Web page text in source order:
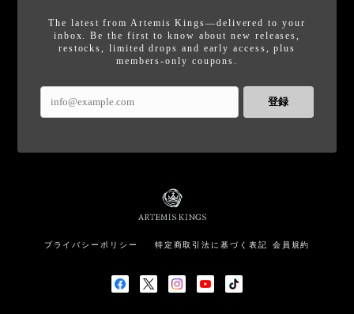
The latest from Artemis Kings—delivered to your
inbox. Be the first to know about new releases,
restocks, limited drops and early access, plus
members-only coupons.
登録
プライバシーポリシー 特定商取引法に基づく表記 会員規約